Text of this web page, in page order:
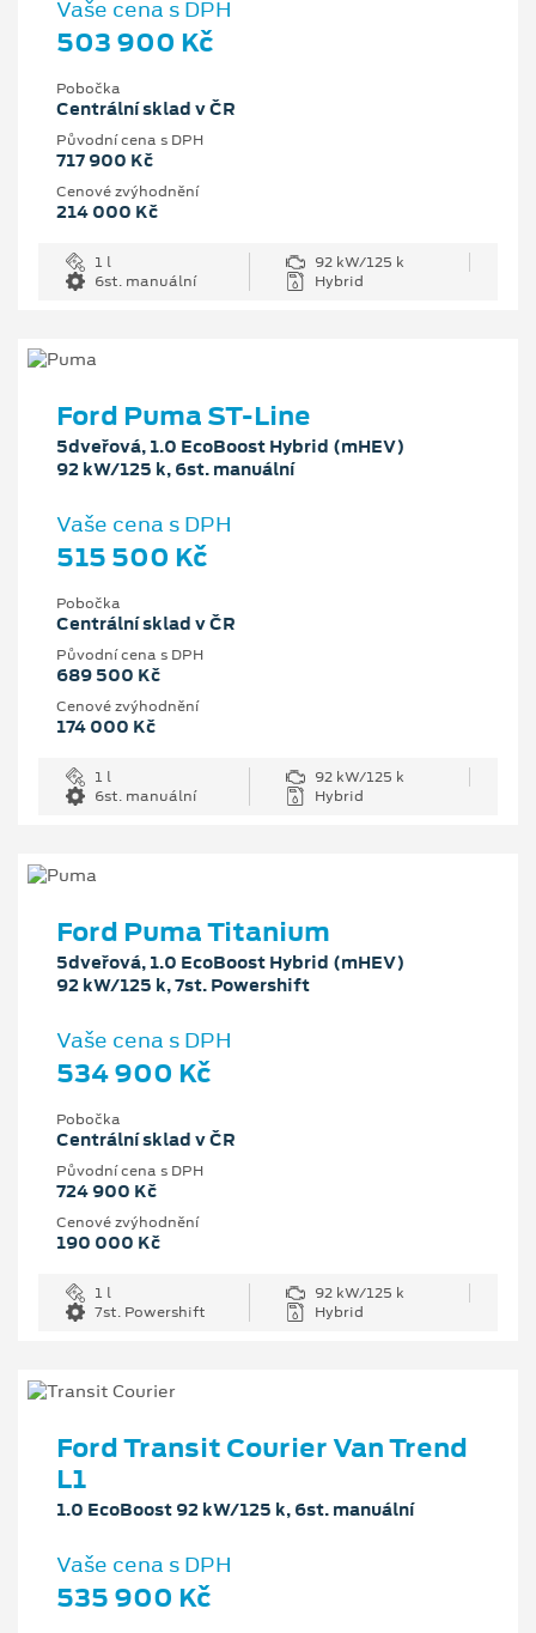
Vaše cena s DPH
503 900 Kč
Pobočka
Centrální sklad v ČR
Původní cena s DPH
717 900 Kč
Cenové zvýhodnění
214 000 Kč
1 l
92 kW/125 k
6st. manuální
Hybrid
Ford Puma ST-Line
5dveřová, 1.0 EcoBoost Hybrid (mHEV)
92 kW/125 k, 6st. manuální
Vaše cena s DPH
515 500 Kč
Pobočka
Centrální sklad v ČR
Původní cena s DPH
689 500 Kč
Cenové zvýhodnění
174 000 Kč
1 l
92 kW/125 k
6st. manuální
Hybrid
Ford Puma Titanium
5dveřová, 1.0 EcoBoost Hybrid (mHEV)
92 kW/125 k, 7st. Powershift
Vaše cena s DPH
534 900 Kč
Pobočka
Centrální sklad v ČR
Původní cena s DPH
724 900 Kč
Cenové zvýhodnění
190 000 Kč
1 l
92 kW/125 k
7st. Powershift
Hybrid
Ford Transit Courier Van Trend
L1
1.0 EcoBoost 92 kW/125 k, 6st. manuální
Vaše cena s DPH
535 900 Kč